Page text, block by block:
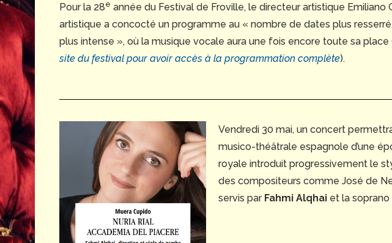
Pour la 28e année du Festival de Froville, le directeur artistique Emiliano
artistique a concocté un programme au « nombre de dates plus
plus intense », où la musique vocale aura une fois encore toute sa place
site du festival pour avoir accès à la programmation complète).
Vendredi 30 mai, un concert
musico-théâtrale espagnole d’une
royale introduit progressivement le
des compositeurs comme José de
servis par Fahmi Alqhaiet la soprano